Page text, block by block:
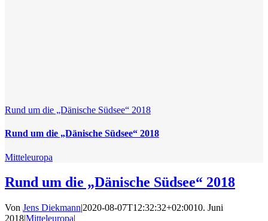
Rund um die „Dänische Südsee“ 2018
Rund um die „Dänische Südsee“ 2018
Mitteleuropa
Rund um die „Dänische Südsee“ 2018
Von Jens Diekmann|2020-08-07T12:32:32+02:0010. Juni
2018|Mitteleuropa|